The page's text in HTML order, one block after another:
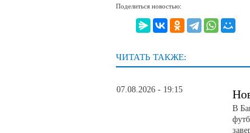
Поделиться новостью:
ЧИТАТЬ ТАКЖЕ:
07.08.2026 - 19:15
В